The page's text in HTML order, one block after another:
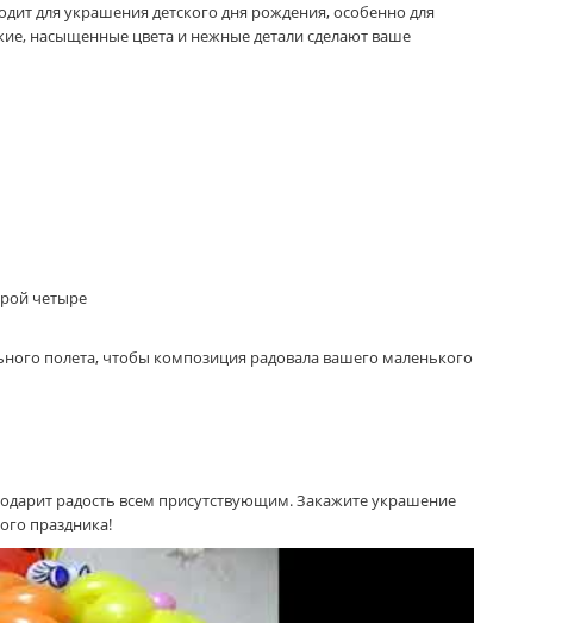
для украшения детского дня рождения, особенно для
насыщенные цвета и нежные детали сделают ваше
четыре
полета, чтобы композиция радовала вашего маленького
радость всем присутствующим. Закажите украшение
праздника!